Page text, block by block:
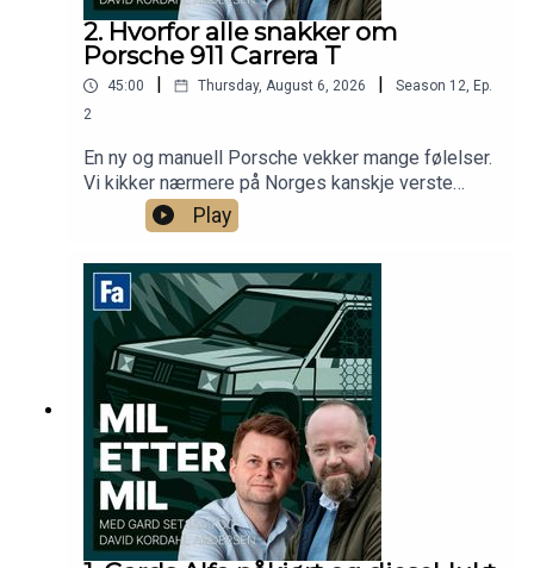
2. Hvorfor alle snakker om
Porsche 911 Carrera T
45:00 Thursday, August 6, 2026 Season 12, Ep.
2
En ny og manuell Porsche vekker mange følelser.
Vi kikker nærmere på Norges kanskje verste
Lada, mens Gard avslører to kardinalfeil fra
bilturen i Europa.
Play